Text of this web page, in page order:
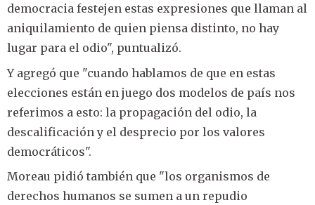
democracia festejen estas expresiones que llaman al
aniquilamiento de quien piensa distinto, no hay
lugar para el odio", puntualizó.
Y agregó que "cuando hablamos de que en estas
elecciones están en juego dos modelos de país nos
referimos a esto: la propagación del odio, la
descalificación y el desprecio por los valores
democráticos".
Moreau pidió también que "los organismos de
derechos humanos se sumen a un repudio